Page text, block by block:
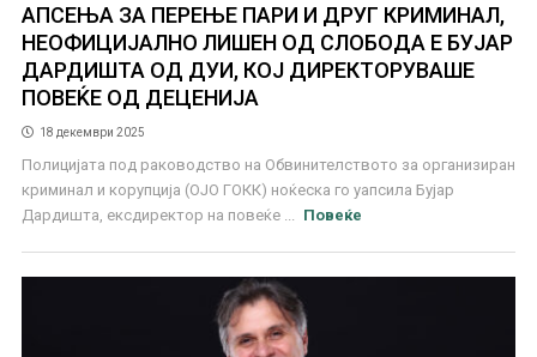
АПСЕЊА ЗА ПЕРЕЊЕ ПАРИ И ДРУГ КРИМИНАЛ,
НЕОФИЦИЈАЛНО ЛИШЕН ОД СЛОБОДА Е БУЈАР
ДАРДИШТА ОД ДУИ, КОЈ ДИРЕКТОРУВАШЕ
ПОВЕЌЕ ОД ДЕЦЕНИЈА
18 декември 2025
Полицијата под раководство на Обвинителството за организиран
криминал и корупција (ОЈО ГОКК) ноќеска го уапсила Бујар
Дардишта, ексдиректор на повеќе ...
Повеќе